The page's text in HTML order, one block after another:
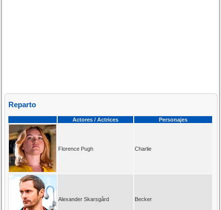
Reparto
Actores / Actrices Personajes
Florence Pugh Charlie
Alexander Skarsgård Becker